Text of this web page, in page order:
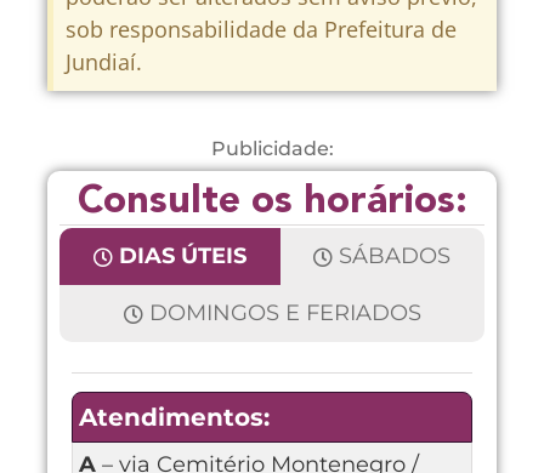
sob responsabilidade da Prefeitura de
Jundiaí.
Publicidade:
Consulte os horários:
DIAS ÚTEIS SÁBADOS
DOMINGOS E FERIADOS
Atendimentos:
A – via Cemitério Montenegro /